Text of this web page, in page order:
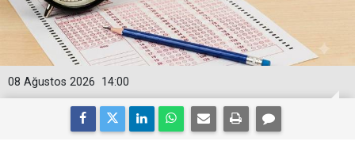
14:00
08 Ağustos 2026